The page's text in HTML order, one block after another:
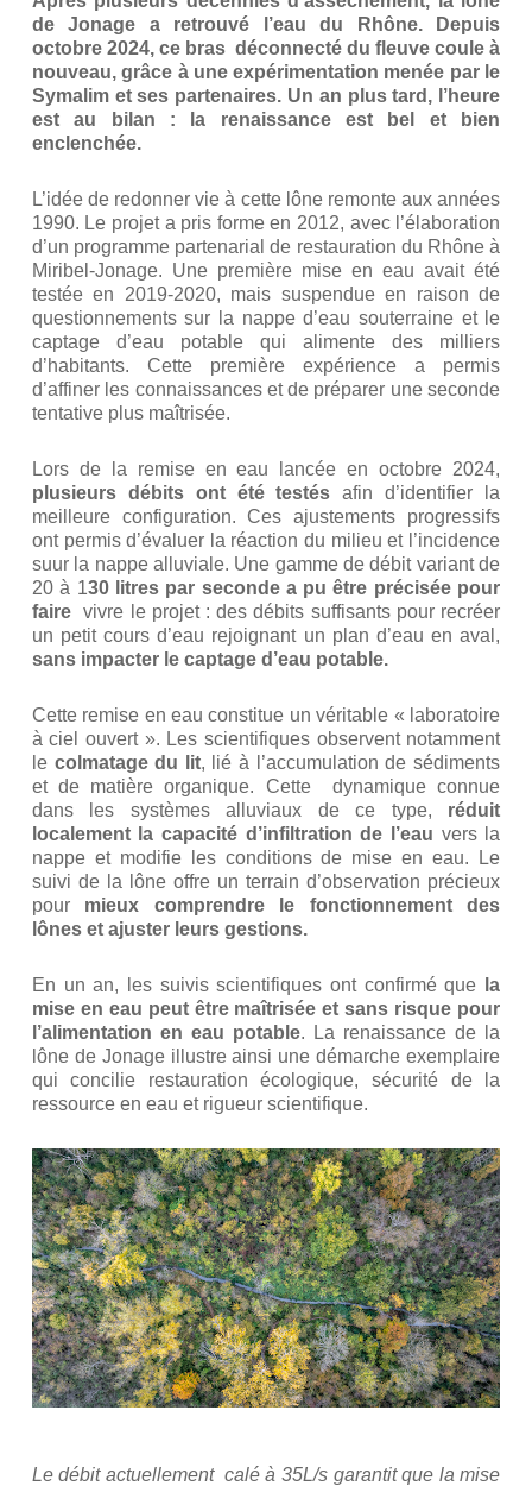
de Jonage a retrouvé l’eau du Rhône. Depuis
octobre 2024, ce bras déconnecté du fleuve coule à
nouveau, grâce à une expérimentation menée par le
Symalim et ses partenaires. Un an plus tard, l’heure
est au bilan : la renaissance est bel et bien
enclenchée.
L’idée de redonner vie à cette lône remonte aux années
1990. Le projet a pris forme en 2012, avec l’élaboration
d’un programme partenarial de restauration du Rhône à
Miribel-Jonage. Une première mise en eau avait été
testée en 2019-2020, mais suspendue en raison de
questionnements sur la nappe d’eau souterraine et le
captage d’eau potable qui alimente des milliers
d’habitants. Cette première expérience a permis
d’affiner les connaissances et de préparer une seconde
tentative plus maîtrisée.
Lors de la remise en eau lancée en octobre 2024,
plusieurs débits ont été testés afin d’identifier la
meilleure configuration. Ces ajustements progressifs
ont permis d’évaluer la réaction du milieu et l’incidence
suur la nappe alluviale. Une gamme de débit variant de
20 à 130 litres par seconde a pu être précisée pour
faire vivre le projet : des débits suffisants pour recréer
un petit cours d’eau rejoignant un plan d’eau en aval,
sans impacter le captage d’eau potable.
Cette remise en eau constitue un véritable « laboratoire
à ciel ouvert ». Les scientifiques observent notamment
le colmatage du lit, lié à l’accumulation de sédiments
et de matière organique. Cette dynamique connue
dans les systèmes alluviaux de ce type, réduit
localement la capacité d’infiltration de l’eau vers la
nappe et modifie les conditions de mise en eau. Le
suivi de la lône offre un terrain d’observation précieux
pour mieux comprendre le fonctionnement des
lônes et ajuster leurs gestions.
En un an, les suivis scientifiques ont confirmé que
la
mise en eau peut être maîtrisée et sans risque pour
l’alimentation en eau potable. La renaissance de la
lône de Jonage illustre ainsi une démarche exemplaire
qui concilie restauration écologique, sécurité de la
ressource en eau et rigueur scientifique.
Le débit actuellement calé à 35L/s garantit que la mise